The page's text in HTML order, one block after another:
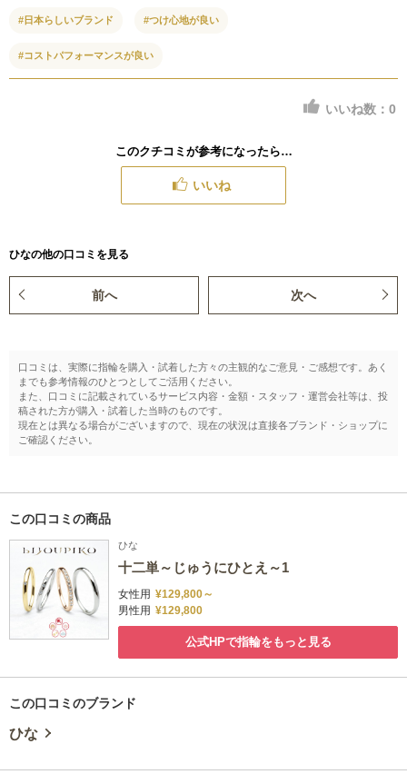
#日本らしいブランド #つけ心地が良い
#コストパフォーマンスが良い
いいね数： 0
このクチコミが参考になったら…
いいね
ひなの他の口コミを見る
前へ 次へ
口コミは、実際に指輪を購入・試着した方々の主観的なご意見・ご感想です。あく
までも参考情報のひとつとしてご活用ください。
また、口コミに記載されているサービス内容・金額・スタッフ・運営会社等は、投
稿された方が購入・試着した当時のものです。
現在とは異なる場合がございますので、現在の状況は直接各ブランド・ショップに
ご確認ください。
この口コミの商品
ひな
十二単～じゅうにひとえ～1
女性用 ¥129,800～
男性用 ¥129,800
公式HPで指輪をもっと見る
この口コミのブランド
ひな